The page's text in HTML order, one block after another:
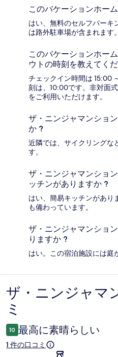
このバケーションホー
はい、無料のセルフパーキ
は路外駐車場が含まれます。
このバケーションホー
ウトの時刻を教えてくだ
チェックイン時間は 15:00
刻は、10:00です。非対面
をご利用いただけます。
ザ・ニンジャマンショ
か ?
近隣では、サイクリングな
す。
ザ・ニンジャマンショ
ッチンがありますか ?
はい、簡易キッチンがあり
も備わっています。
ザ・ニンジャマンショ
りますか ?
はい。この宿泊施設には庭
口
コ
ミ
ザ・ニンジャマ
ミ
10 最高に素晴らしい
1 件の口コミ